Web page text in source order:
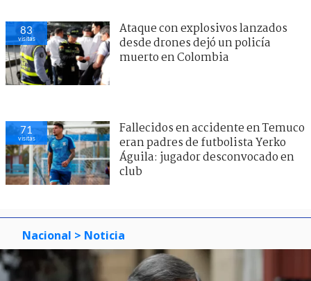
83
visitas
Ataque con explosivos lanzados
desde drones dejó un policía
muerto en Colombia
71
visitas
Fallecidos en accidente en Temuco
eran padres de futbolista Yerko
Águila: jugador desconvocado en
club
Nacional > Noticia